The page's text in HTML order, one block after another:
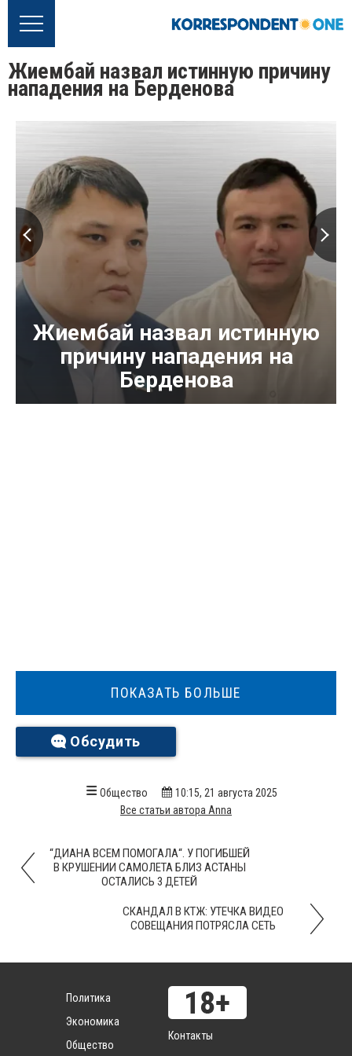
Жиембай назвал истинную причину
нападения на Берденова
Жиембай назвал истинную
причину нападения на
Берденова
ПОКАЗАТЬ БОЛЬШЕ
Обсудить
Общество
10:15, 21 августа 2025
Все статьи автора Anna
“ДИАНА ВСЕМ ПОМОГАЛА“. У ПОГИБШЕЙ
В КРУШЕНИИ САМОЛЕТА БЛИЗ АСТАНЫ
ОСТАЛИСЬ 3 ДЕТЕЙ
СКАНДАЛ В КТЖ: УТЕЧКА ВИДЕО
СОВЕЩАНИЯ ПОТРЯСЛА СЕТЬ
Политика
Экономика
Общество
Контакты